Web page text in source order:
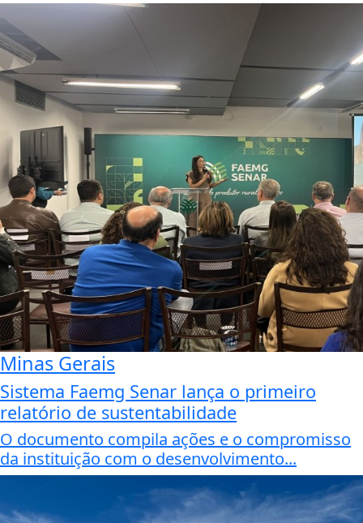
Minas Gerais
Sistema Faemg Senar lança o primeiro
relatório de sustentabilidade
O documento compila ações e o compromisso
da instituição com o desenvolvimento...